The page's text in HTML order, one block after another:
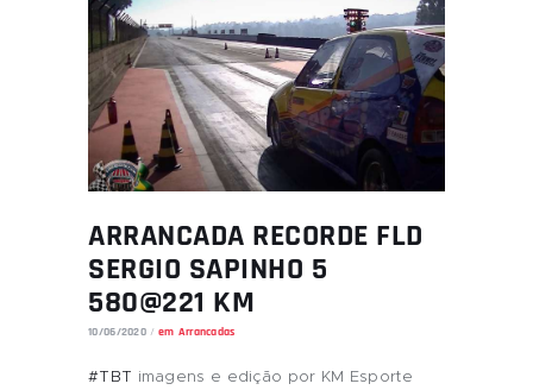
ARRANCADA RECORDE FLD
SERGIO SAPINHO 5
580@221 KM
10/06/2020 em Arrancadas
#TBT imagens e edição por KM Esporte